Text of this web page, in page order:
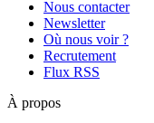
Nous contacter
Newsletter
Où nous voir ?
Recrutement
Flux RSS
À propos